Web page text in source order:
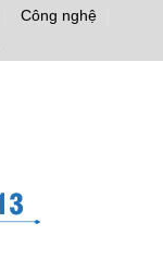
Công nghệ